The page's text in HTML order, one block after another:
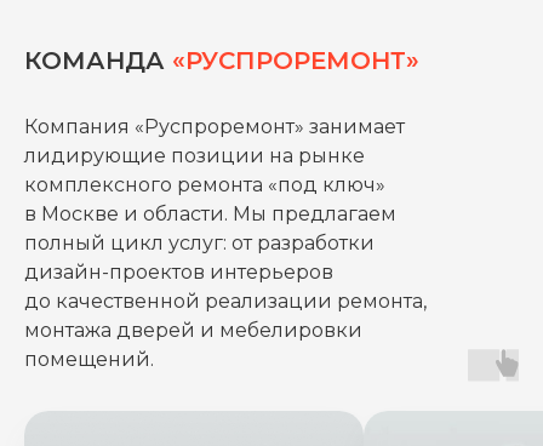
КОМАНДА «РУСПРОРЕМОНТ»
Компания «Руспроремонт» занимает
лидирующие позиции на рынке
комплексного ремонта «под ключ»
в Москве и области. Мы предлагаем
полный цикл услуг: от разработки
дизайн-проектов интерьеров
до качественной реализации ремонта,
монтажa дверей и мебелировки
помещений.